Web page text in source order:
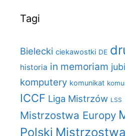
Tagi
Bielecki ciekawostki DE
historia in memoriam
komputery komunikat
ICCF Liga Mistrzów LSS
Mistrzostwa Europy
Polski